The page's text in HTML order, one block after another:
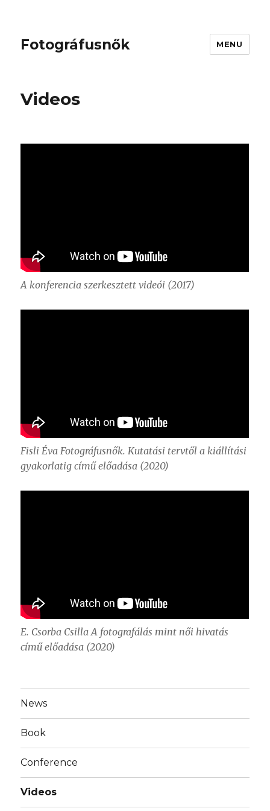
Fotográfusnők MENU
Videos
A konferencia szerkesztett videói (2017)
Fisli Éva Fotográfusnők. Kutatási tervtől a kiállítási
gyakorlatig című előadása (2020)
E. Csorba Csilla A fotografálás mint női hivatás
című előadása (2020)
News
Book
Conference
Videos